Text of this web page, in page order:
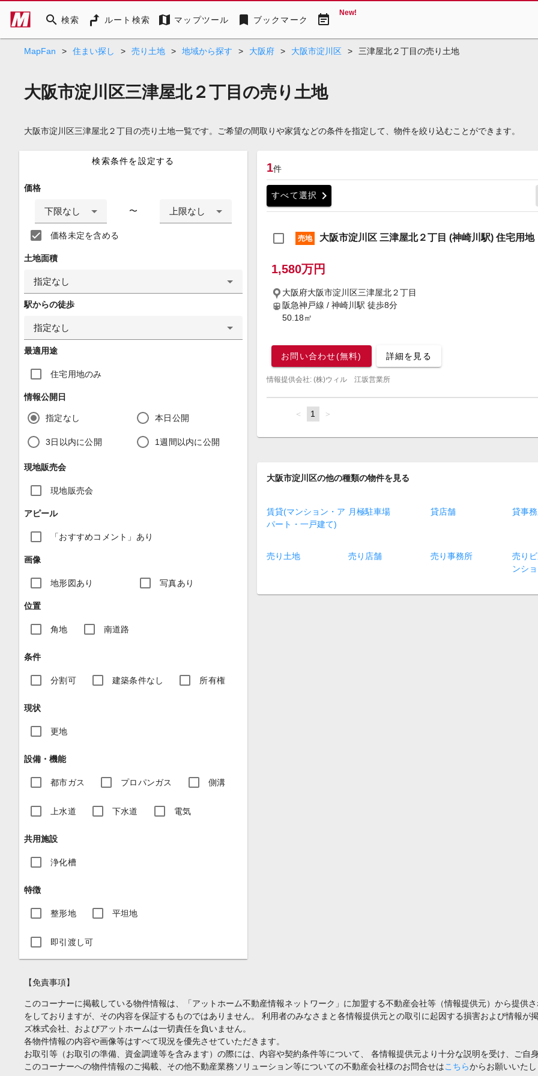
search 検索 ルート検索 map マップツール bookmark ブックマーク event_note New!
MapFan > 住まい探し > 売り土地 > 地域から探す > 大阪府 > 大阪市淀川区 > 三津屋北２丁目の売り土地
大阪市淀川区三津屋北２丁目の売り土地
大阪市淀川区三津屋北２丁目の売り土地一覧です。ご希望の間取りや家賃などの条件を指定して、物件を絞り込むことができます。
検索条件を設定する
価格
下限なし 〜 上限なし
価格未定を含める
土地面積
指定なし
駅からの徒歩
指定なし
最適用途
住宅用地のみ
情報公開日
指定なし 本日公開
3日以内に公開 1週間以内に公開
現地販売会
現地販売会
アピール
「おすすめコメント」あり
画像
地形図あり 写真あり
位置
角地 南道路
条件
分割可 建築条件なし 所有権
現状
更地
設備・機能
都市ガス プロパンガス 側溝
上水道 下水道 電気
共用施設
浄化槽
特徴
整形地 平坦地
即引渡し可
1件
すべて選択 chevron_right
売地 大阪市淀川区 三津屋北２丁目 (神崎川駅) 住宅用地
1,580万円
大阪府大阪市淀川区三津屋北２丁目
阪急神戸線 / 神崎川駅 徒歩8分
50.18㎡
お問い合わせ(無料) 詳細を見る
情報提供会社: (株)ウィル 江坂営業所
page
You're
page
1 page
大阪市淀川区の他の種類の物件を見る
賃貸(マンション・ア
パート・一戸建て)
月極駐車場 貸店舗 貸事
売り土地 売り店舗 売り事務所
売り
ンシ
【免責事項】
このコーナーに掲載している物件情報は、「アットホーム不動産情報ネットワーク」に加盟する不動産会社等（情報提供元）から提供
をしておりますが、その内容を保証するものではありません。 利用者のみなさまと各情報提供元との取引に起因する損害および情報
ズ株式会社、およびアットホームは一切責任を負いません。
各物件情報の内容や画像等はすべて現況を優先させていただきます。
お取引等（お取引の準備、資金調達等を含みます）の際には、内容や契約条件等について、 各情報提供元より十分な説明を受け、ご自
このコーナーへの物件情報のご掲載、その他不動産業務ソリューション等についての不動産会社様のお問合せはこちらからお願いいたし